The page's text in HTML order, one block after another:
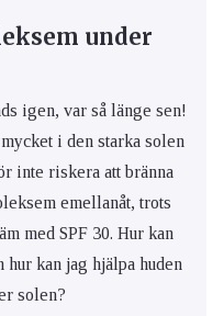
under
igen, var så länge sen!
i den starka solen
inte riskera att bränna
emellanåt, trots
med SPF 30. Hur kan
hur kan jag hjälpa huden
solen?